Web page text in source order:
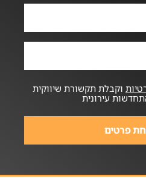
וקבלת תקשורת שיווקית
עירונית
פרטים